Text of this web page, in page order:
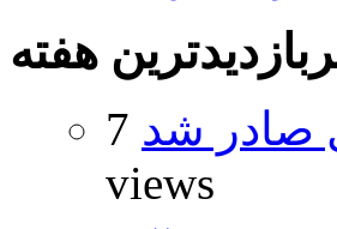
هفته
صادر شد 7
views